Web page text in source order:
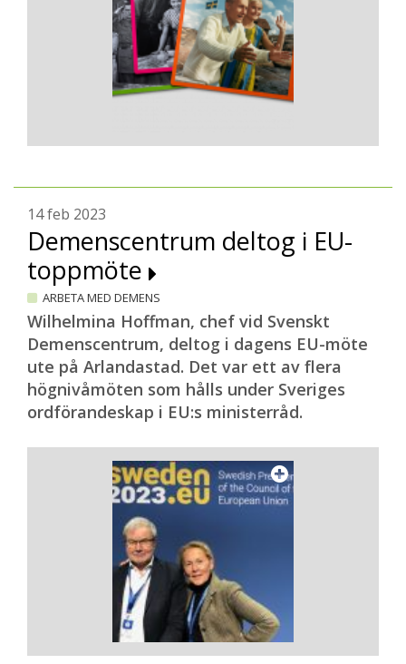
14 feb 2023
Demenscentrum deltog i EU-
toppmöte
ARBETA MED DEMENS
Wilhelmina Hoffman, chef vid Svenskt
Demenscentrum, deltog i dagens EU-möte
ute på Arlandastad. Det var ett av flera
högnivåmöten som hålls under Sveriges
ordförandeskap i EU:s ministerråd.